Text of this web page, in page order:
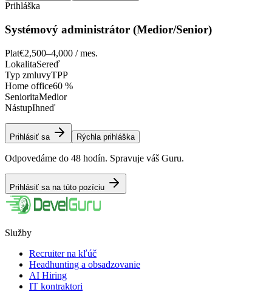
Prihláška
Systémový administrátor (Medior/Senior)
Plat€2,500–4,000 / mes.
LokalitaSereď
Typ zmluvyTPP
Home office60 %
SenioritaMedior
NástupIhneď
Prihlásiť sa Rýchla prihláška
Odpovedáme do 48 hodín. Spravuje váš Guru.
Prihlásiť sa na túto pozíciu
Služby
Recruiter na kľúč
Headhunting a obsadzovanie
AI Hiring
IT kontraktori